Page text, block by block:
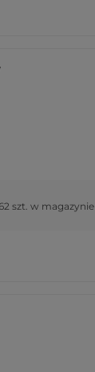
szt. w magazynie